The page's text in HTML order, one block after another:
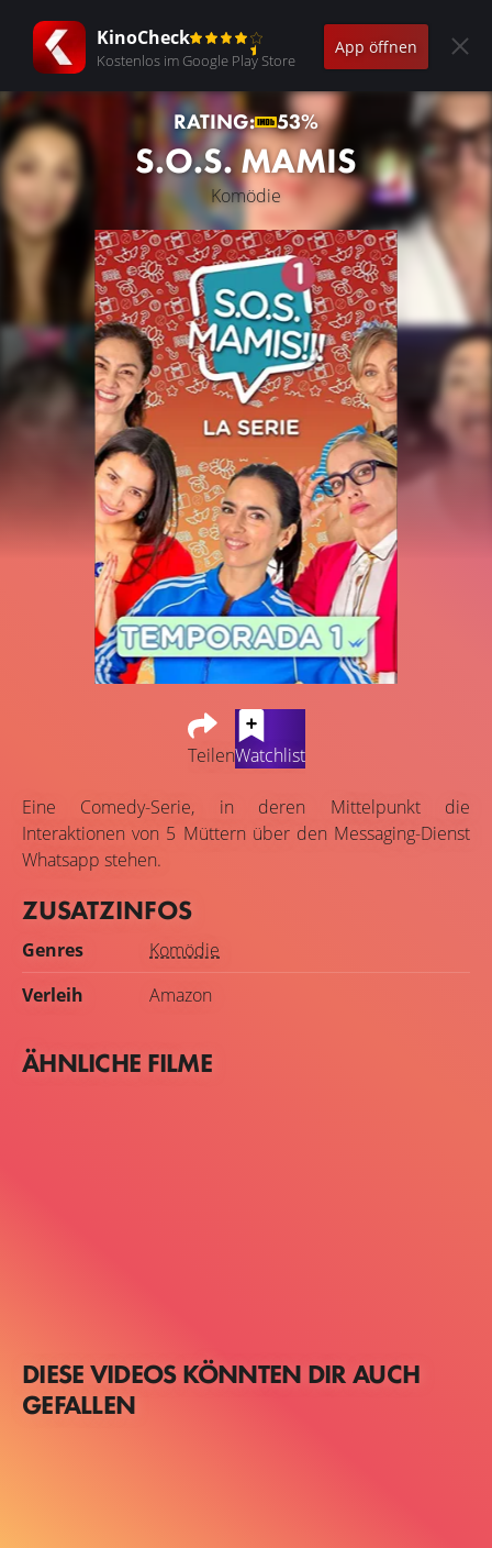
KinoCheck
Kostenlos im Google Play Store
App öffnen
RATING: 53%
S.O.S. MAMIS
Komödie
TeilenWatchlist
Eine Comedy-Serie, in deren Mittelpunkt die
Interaktionen von 5 Müttern über den Messaging-Dienst
Whatsapp stehen.
ZUSATZINFOS
Genres
Komödie
Verleih
Amazon
ÄHNLICHE FILME
DIESE VIDEOS KÖNNTEN DIR AUCH
GEFALLEN